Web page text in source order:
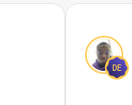
DE